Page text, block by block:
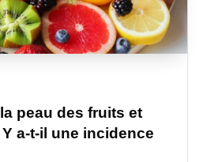
peau des fruits et
a-t-il une incidence